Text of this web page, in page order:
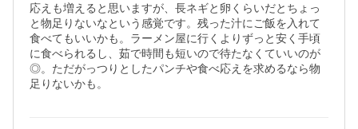
応えも増えると思いますが、長ネギと卵くらいだとちょっ
と物足りないなという感覚です。残った汁にご飯を入れて
食べてもいいかも。ラーメン屋に行くよりずっと安く手頃
に食べられるし、茹で時間も短いので待たなくていいのが
◎。ただがっつりとしたパンチや食べ応えを求めるなら物
足りないかも。